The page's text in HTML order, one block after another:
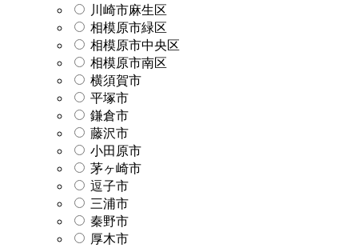
川崎市麻生区
相模原市緑区
相模原市中央区
相模原市南区
横須賀市
平塚市
鎌倉市
藤沢市
小田原市
茅ヶ崎市
逗子市
三浦市
秦野市
厚木市